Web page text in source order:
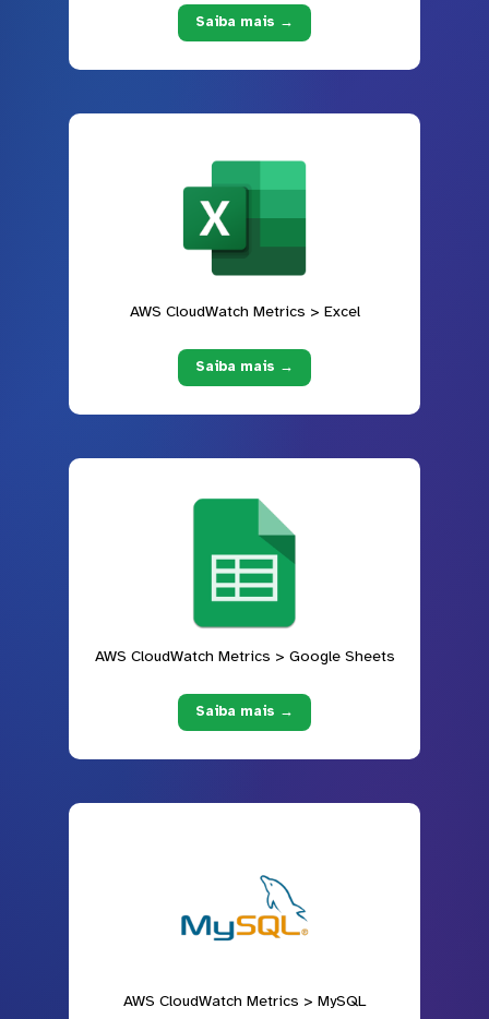
Saiba mais →
AWS CloudWatch Metrics > Excel
Saiba mais →
AWS CloudWatch Metrics > Google Sheets
Saiba mais →
AWS CloudWatch Metrics > MySQL